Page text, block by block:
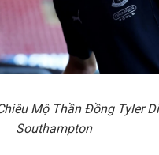
Mộ Thần Đồng Tyler
Southampton